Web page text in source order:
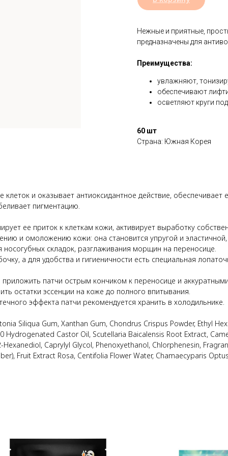
Нежные и приятные,
предназначены для
Преимущества:
увлажняют,
обеспечивают
осветляют круги
60 шт
Страна: Южная Корея
клеток и оказывает антиоксидантное действие,
пигментацию.
ее приток к клеткам кожи, активирует выработку
и омоложению кожи: она становится упругой и эластичной,
складок, разглаживания морщин на переносице.
а для удобства и гигиеничности есть специальная
патчи острым кончиком к переносице и
остатки эссенции на коже до полного впитывания.
эффекта патчи рекомендуется хранить в холодильнике.
Siliqua Gum, Xanthan Gum, Chondrus Crispus Powder, Ethyl
Hydrogenated Castor Oil, Scutellaria Baicalensis Root Extract,
Caprylyl Glycol, Phenoxyethanol, Chlorphenesin,
Fruit Extract Rosa, Centifolia Flower Water, Chamaecyparis